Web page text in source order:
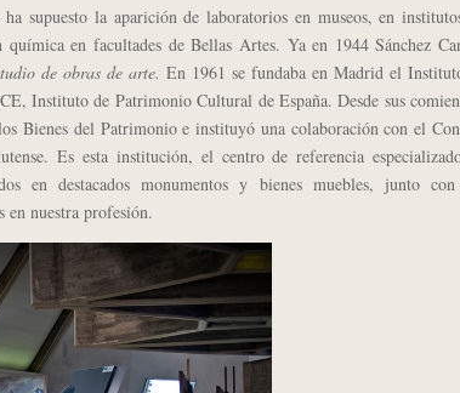
la aparición de laboratorios en museos, en
en facultades de Bellas Artes. Ya en 1944 Sánchez
de obras de arte.En 1961 se fundaba en Madrid el
Instituto de Patrimonio Cultural de España. Desde sus
Bienes del Patrimonio e instituyó una colaboración con el
Es esta institución, el centro de referencia
en destacados monumentos y bienes muebles, junto con
en nuestra profesión.